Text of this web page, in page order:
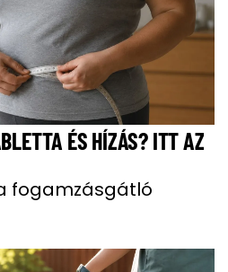
ÉS HÍZÁS? ITT AZ
fogamzásgátló